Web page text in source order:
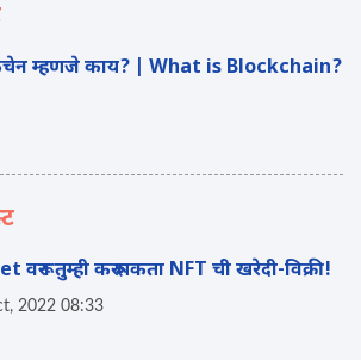
म्हणजे काय? | What is Blockchain?
वरून तुम्ही करू शकता NFT ची खरेदी-विक्री!
2022 08:33